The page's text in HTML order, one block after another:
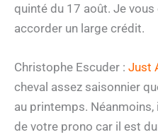
quinté du 17 août. Je
accorder un large crédit.
Christophe Escuder : Just
cheval assez saisonnier
au printemps. Néanmoins,
de votre prono car il est